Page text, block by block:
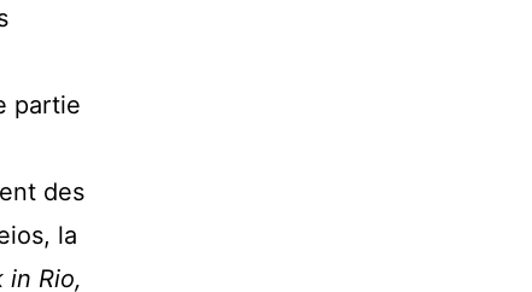
partie
des
la
in Rio,